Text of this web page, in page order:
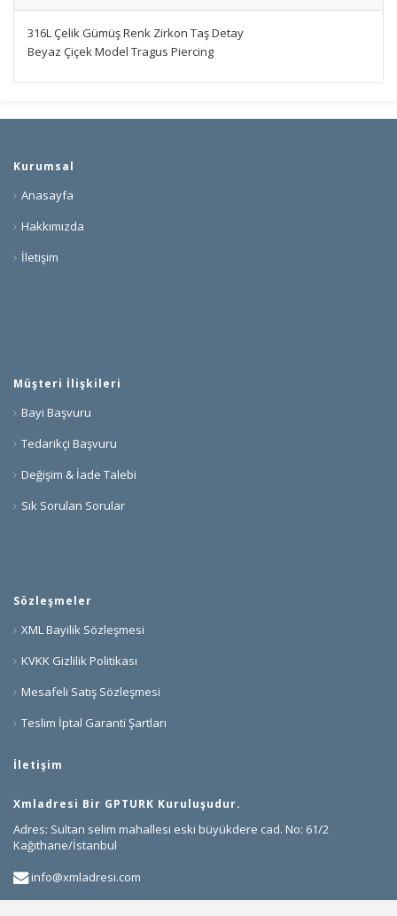
316L Çelik Gümüş Renk Zirkon Taş Detay
Beyaz Çiçek Model Tragus Piercing
Kurumsal
Anasayfa
Hakkımızda
İletişim
Müşteri İlişkileri
Bayi Başvuru
Tedarikçi Başvuru
Değişim & İade Talebi
Sık Sorulan Sorular
Sözleşmeler
XML Bayilik Sözleşmesi
KVKK Gizlilik Politikası
Mesafeli Satış Sözleşmesi
Teslim İptal Garanti Şartları
İletişim
Xmladresi Bir GPTURK Kuruluşudur.
Adres: Sultan selim mahallesi eski büyükdere cad. No: 61/2
Kağıthane/İstanbul
info@xmladresi.com